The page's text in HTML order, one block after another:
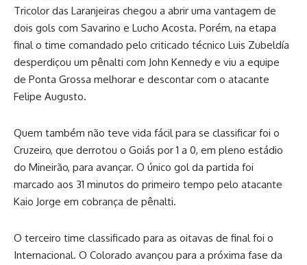
Tricolor das Laranjeiras chegou a abrir uma vantagem de
dois gols com Savarino e Lucho Acosta. Porém, na etapa
final o time comandado pelo criticado técnico Luis Zubeldía
desperdiçou um pênalti com John Kennedy e viu a equipe
de Ponta Grossa melhorar e descontar com o atacante
Felipe Augusto.
Quem também não teve vida fácil para se classificar foi o
Cruzeiro, que derrotou o Goiás por 1 a 0, em pleno estádio
do Mineirão, para avançar. O único gol da partida foi
marcado aos 31 minutos do primeiro tempo pelo atacante
Kaio Jorge em cobrança de pênalti.
O terceiro time classificado para as oitavas de final foi o
Internacional. O Colorado avançou para a próxima fase da